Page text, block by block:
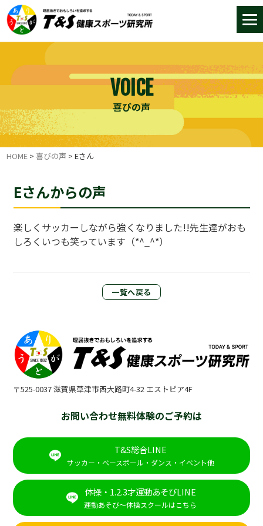
VOICE
喜びの声
HOME >喜びの声 >Eさん
Eさんからの声
楽しくサッカーしながら強くなりました!!先生達がおも
しろくいつも笑っています（*^_^*）
一覧へ戻る
〒525-0037 滋賀県草津市西大路町4-32 エストピア4F
お問い合わせ無料体験のご予約は
T&S総合LINE
サッカー・ベースボール・ダンス・イベント他
体操・1.2.3才運動あそびLINE
運動あそび～体操スクールはこちら